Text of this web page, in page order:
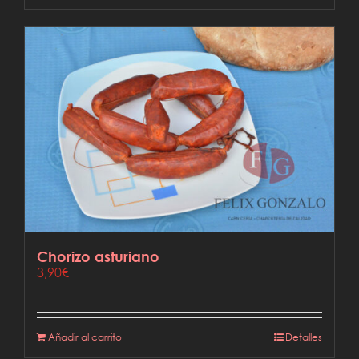
producto
múltiples
variantes.
Las
opciones
se
pueden
elegir
en
la
página
de
producto
Chorizo asturiano
3,90€
Añadir al carrito Detalles